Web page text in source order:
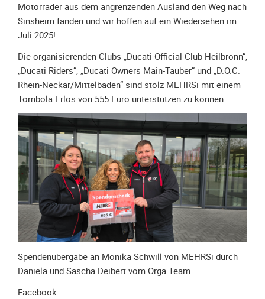
Unterfahrschutz
-
Technik
Unterfahrschutz
-
Kompatibilität
Unterfahrschutz
-
mit
in
Absenkung
Streckensicherung
Meldeformular
Flex.
Kurvenleittafel
Galerien
2026
Motorräder aus dem angrenzenden Ausland den Weg nach
Sinsheim fanden und wir hoffen auf ein Wiedersehen im
Juli 2025!
Die organisierenden Clubs „Ducati Official Club Heilbronn“,
„Ducati Riders“, „Ducati Owners Main-Tauber“ und „D.O.C.
Rhein-Neckar/Mittelbaden“ sind stolz MEHRSi mit einem
Tombola Erlös von 555 Euro unterstützen zu können.
Spendenübergabe an Monika Schwill von MEHRSi durch
Daniela und Sascha Deibert vom Orga Team
Facebook: